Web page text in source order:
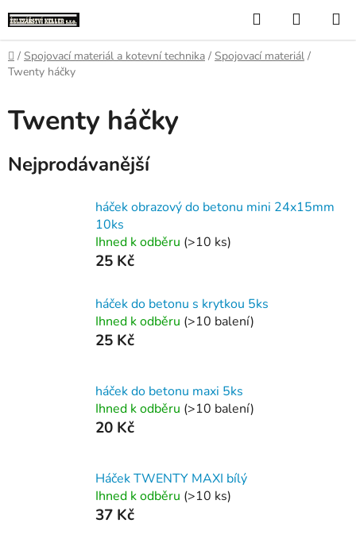
na
obsah
Hledat
KOŠÍK
Domů
/ Spojovací materiál a kotevní technika / Spojovací materiál /
Twenty háčky
Twenty háčky
Nejprodávanější
háček obrazový do betonu mini 24x15mm
10ks
Ihned k odběru (>10 ks)
25 Kč
háček do betonu s krytkou 5ks
Ihned k odběru (>10 balení)
25 Kč
háček do betonu maxi 5ks
Ihned k odběru (>10 balení)
20 Kč
Háček TWENTY MAXI bílý
Ihned k odběru (>10 ks)
37 Kč